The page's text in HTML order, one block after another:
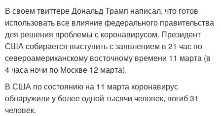
В своем твиттере Дональд Трамп написал, что готов
использовать все влияние федерального правительства
для решения проблемы с коронавирусом. Президент
США собирается выступить с заявлением в 21 час по
североамериканскому восточному времени 11 марта (в
4 часа ночи по Москве 12 марта).
В США по состоянию на 11 марта коронавирус
обнаружили у более одной тысячи человек, погиб 31
человек.